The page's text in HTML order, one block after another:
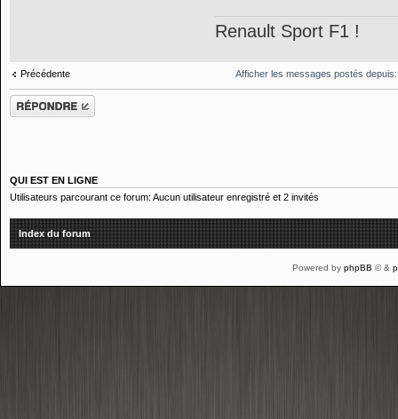
Renault Sport F1 !
Précédente Afficher les messages postés
Répondre
QUI EST EN LIGNE
Utilisateurs parcourant ce forum: Aucun utilisateur enregistré et 2 invités
Index du forum
Powered by phpBB © &